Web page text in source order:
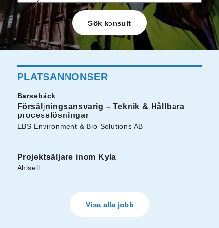
PLATSANNONSER
Barsebäck
Försäljningsansvarig – Teknik & Hållbara
processlösningar
EBS Environment & Bio Solutions AB
Projektsäljare inom Kyla
Ahlsell
Visa alla jobb